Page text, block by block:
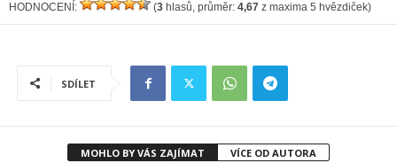
HODNOCENÍ: (3 hlasů, průměr: 4,67 z maxima 5 hvězdiček)
SDÍLET
MOHLO BY VÁS ZAJÍMAT VÍCE OD AUTORA